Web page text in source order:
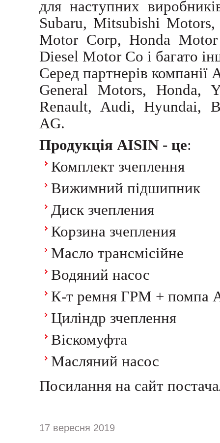
для наступних
Subaru, Mitsubishi
Motor Corp, Honda
Diesel Motor Co і багато
Серед партнерів компанії
General Motors, Honda,
Renault, Audi, Hyundai,
AG.
Продукція AISIN - це:
Комплект зчеплення
Вижимний підшипник
Диск зчепления
Корзина зчепления
Масло трансмісійне
Водяний насос
К-т ремня ГРМ + помпа
Циліндр зчеплення
Віскомуфта
Масляний насос
Посилання на сайт
17 вересня 2019